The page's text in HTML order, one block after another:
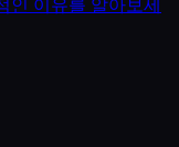
인 이유를 알아보세